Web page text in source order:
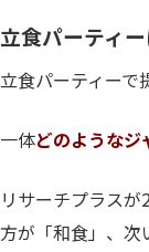
立食パーティ
立食パーティーで
一体どのような
リサーチプラス
方が「和食」、次